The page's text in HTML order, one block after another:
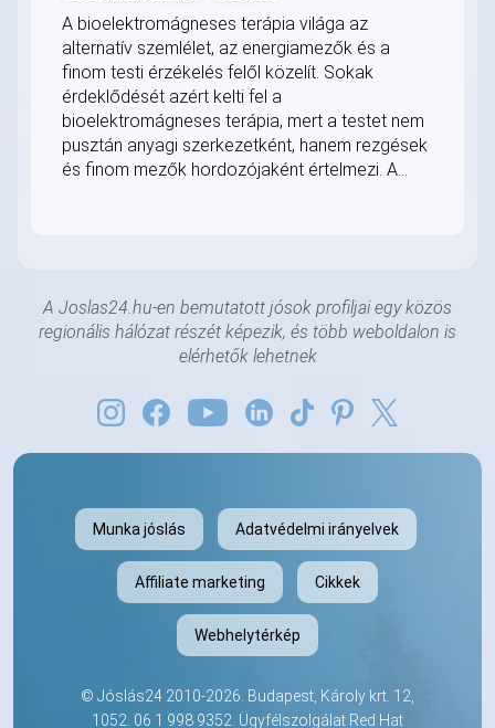
A bioelektromágneses terápia világa az
alternatív szemlélet, az energiamezők és a
finom testi érzékelés felől közelít. Sokak
érdeklődését azért kelti fel a
bioelektromágneses terápia, mert a testet nem
pusztán anyagi szerkezetként, hanem rezgések
és finom mezők hordozójaként értelmezi. A...
A Joslas24.hu-en bemutatott jósok profiljai egy közös
regionális hálózat részét képezik, és több weboldalon is
elérhetők lehetnek
Munka jóslás Adatvédelmi irányelvek
Affiliate marketing Cikkek
Webhelytérkép
© Jóslás24 2010-2026. Budapest, Károly krt. 12,
1052. 06 1 998 9352 . Ügyfélszolgálat Red Hat